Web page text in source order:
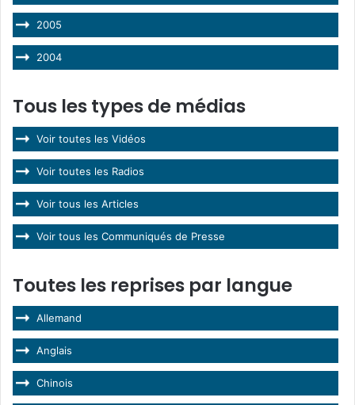
2005
2004
Tous les types de médias
Voir toutes les Vidéos
Voir toutes les Radios
Voir tous les Articles
Voir tous les Communiqués de Presse
Toutes les reprises par langue
Allemand
Anglais
Chinois